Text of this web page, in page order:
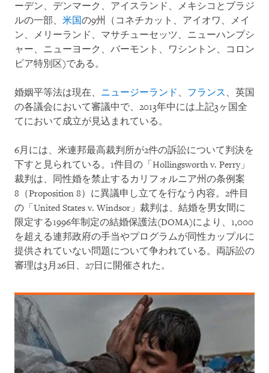
ーデン、デンマーク、アイスランド、メキシコとブラジ
ルの一部、 米国の9州（コネチカット、アイオワ、メイ
ン、メリーランド、マサチューセッツ、ニューハンプシ
ャー、ニューヨーク、バーモント、ワシントン、コロン
ビア特別区)である。
婚姻平等法は現在、 ニュージーランド 、 フランス 、英国
の各議会において審議中で、 2013年中には上記3ヶ国全
てにおいて成立が見込まれている。
6月には、米連邦最高裁判所が2件の訴訟について判決を
下すと見られている。 1件目の「 Hollingsworth v. Perry」
裁判は、同性婚を禁止するカリフォルニア州の条例案
8 （Proposition 8）に異議申し立てを行なう内容。 2件目
の「 United States v. Windsor 」裁判は、結婚を男女間に
限定する1996年制定の結婚保護法(DOMA)により、 1,000
を超える連邦政府の手当やプログラムが同性カップルに
提供されていない問題について争われている。両訴訟の
審理は3月 26日、 27日に開催された。